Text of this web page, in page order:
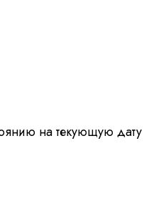
на текующую дату